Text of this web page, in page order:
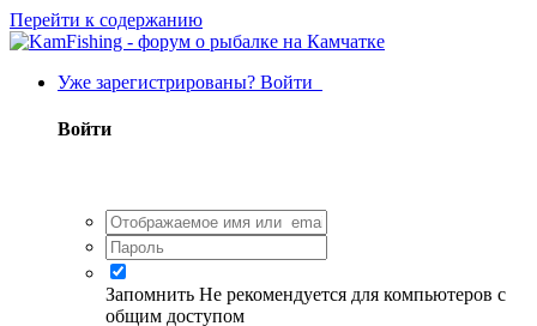
Перейти к содержанию
Уже зарегистрированы? Войти
Войти
Запомнить Не рекомендуется для компьютеров с
общим доступом